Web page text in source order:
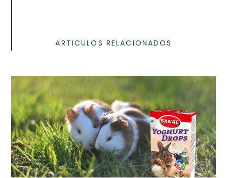
ARTICULOS RELACIONADOS